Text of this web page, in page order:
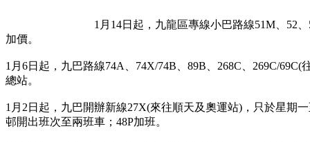
加價。
1月6日起，九巴路線74A、74X/74B、89B、268C、269C/
總站。
1月2日起，九巴開辦新線27X(來往順天及奧運站)，只於星期
邨開出班次至兩班車；48P加班。